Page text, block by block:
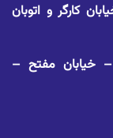
کارگر و اتوبان
– خیابان مفتح –